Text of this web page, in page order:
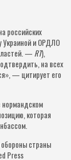
российских
Украиной и ОРДЛО
— RT),
на всех
— цитирует его
нормандском
которая
страны
Press